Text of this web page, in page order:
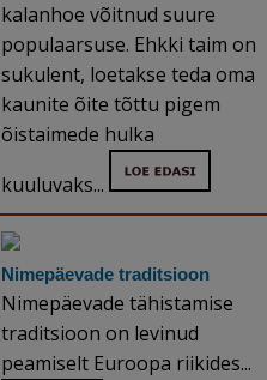
kalanhoe võitnud suure
populaarsuse. Ehkki taim on
sukulent, loetakse teda oma
kaunite õite tõttu pigem
õistaimede hulka
kuuluvaks...
Nimepäevade traditsioon
Nimepäevade tähistamise
traditsioon on levinud
peamiselt Euroopa riikides...